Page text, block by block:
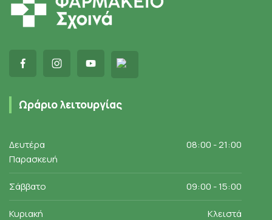
Ωράριο λειτουργίας
Δευτέρα
Παρασκευή
08:00 - 21:00
Σάββατο 09:00 - 15:00
Κυριακή Κλειστά